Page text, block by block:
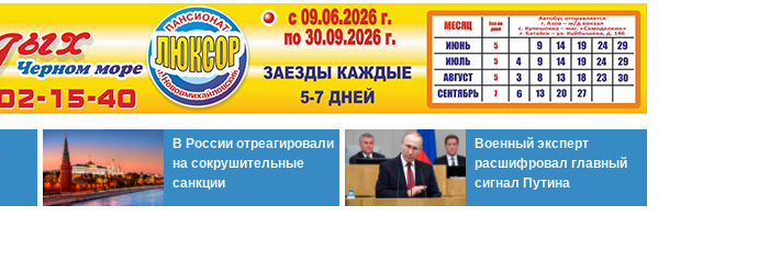
В России отреагировали
на сокрушительные
санкции
Военный эксперт
расшифровал главный
сигнал Путина